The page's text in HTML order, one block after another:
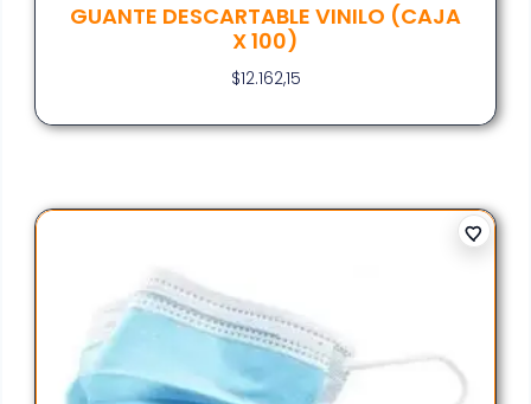
GUANTE DESCARTABLE VINILO (CAJA
X 100)
$12.162,15